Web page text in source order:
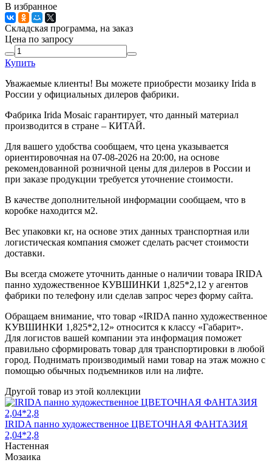
В избранное
Складская программа, на заказ
Цена по запросу
Купить
Уважаемые клиенты! Вы можете приобрести мозаику Irida в
России у официальных дилеров фабрики.
Фабрика Irida Mosaic гарантирует, что данный материал
производится в стране – КИТАЙ.
Для вашего удобства сообщаем, что цена указывается
ориентировочная на 07-08-2026 на 20:00, на основе
рекомендованной розничной цены для дилеров в России и
при заказе продукции требуется уточнение стоимости.
В качестве дополнительной информации сообщаем, что в
коробке находится м2.
Вес упаковки кг, на основе этих данных транспортная или
логистическая компания сможет сделать расчет стоимости
доставки.
Вы всегда сможете уточнить данные о наличии товара IRIDA
панно художественное КУВШИНКИ 1,825*2,12 у агентов
фабрики по телефону или сделав запрос через форму сайта.
Обращаем внимание, что товар «IRIDA панно художественное
КУВШИНКИ 1,825*2,12» относится к классу «Габарит».
Для логистов вашей компании эта информация поможет
правильно сформировать товар для транспортировки в любой
город. Поднимать производимый нами товар на этаж можно с
помощью обычных подъемников или на лифте.
Другой товар из этой коллекции
IRIDA панно художественное ЦВЕТОЧНАЯ ФАНТАЗИЯ
2,04*2,8
Настенная
Мозаика